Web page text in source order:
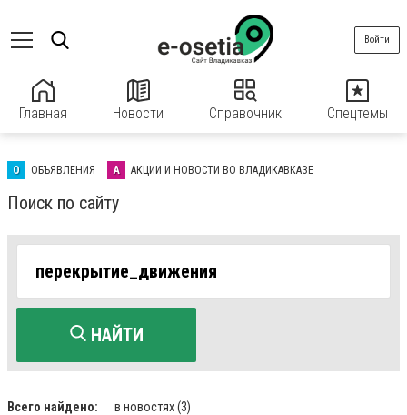
Главная Новости Справочник Спецтемы
Войти
О ОБЪЯВЛЕНИЯ А АКЦИИ И НОВОСТИ ВО ВЛАДИКАВКАЗЕ
Поиск по сайту
НАЙТИ
Всего найдено: в новостях(3)